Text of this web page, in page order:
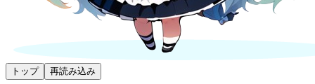
トップ 再読み込み